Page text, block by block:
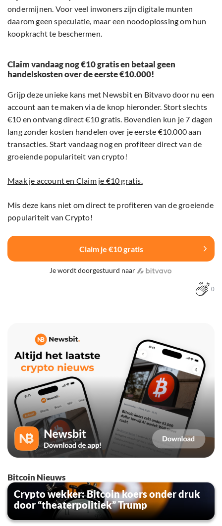
ondermijnen. Voor veel inwoners zijn digitale munten
daarom geen speculatie, maar een noodoplossing om hun
koopkracht te beschermen.
Claim vandaag nog €10 gratis en betaal geen
handelskosten over de eerste €10.000!
Grijp deze unieke kans met Newsbit en Bitvavo door nu een
account aan te maken via de knop hieronder. Stort slechts
€10 en ontvang direct €10 gratis. Bovendien kun je 7 dagen
lang zonder kosten handelen over je eerste €10.000 aan
transacties. Start vandaag nog en profiteer direct van de
groeiende populariteit van crypto!
Maak je account en Claim je €10 gratis.
Mis deze kans niet om direct te profiteren van de groeiende
populariteit van Crypto!
Claim je €10 gratis
Je wordt doorgestuurd naar
0
Bitcoin Nieuws
Crypto wekker: Bitcoin koers onder druk
door “theaterpolitiek” Trump